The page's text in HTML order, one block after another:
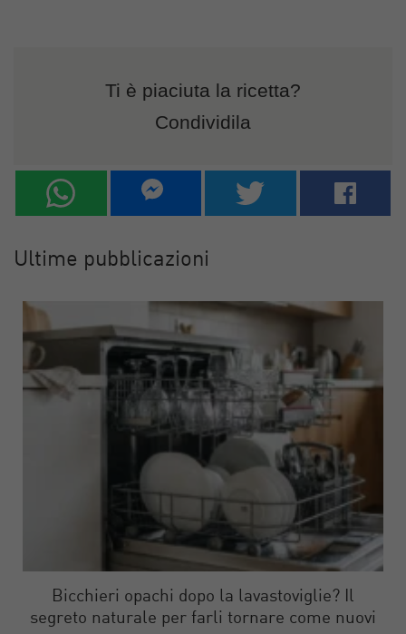
Ti è piaciuta la ricetta?
Condividila
Ultime pubblicazioni
Bicchieri opachi dopo la lavastoviglie? Il
segreto naturale per farli tornare come nuovi